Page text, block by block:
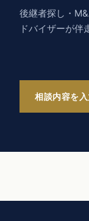
後継者探し・
ドバイザーが伴
相談内容を